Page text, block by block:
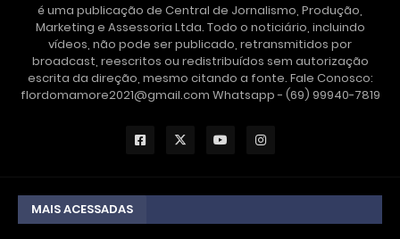
é uma publicação de Central de Jornalismo, Produção,
Marketing e Assessoria Ltda. Todo o noticiário, incluindo
vídeos, não pode ser publicado, retransmitidos por
broadcast, reescritos ou redistribuídos sem autorização
escrita da direção, mesmo citando a fonte. Fale Conosco:
flordomamore2021@gmail.com Whatsapp - (69) 99940-7819
MAIS ACESSADAS